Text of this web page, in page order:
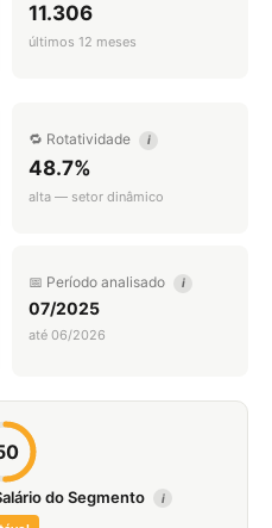
11.306
últimos 12 meses
🔁 Rotatividade i
48.7%
alta — setor dinâmico
📅 Período analisado i
07/2025
até 06/2026
do Segmento i